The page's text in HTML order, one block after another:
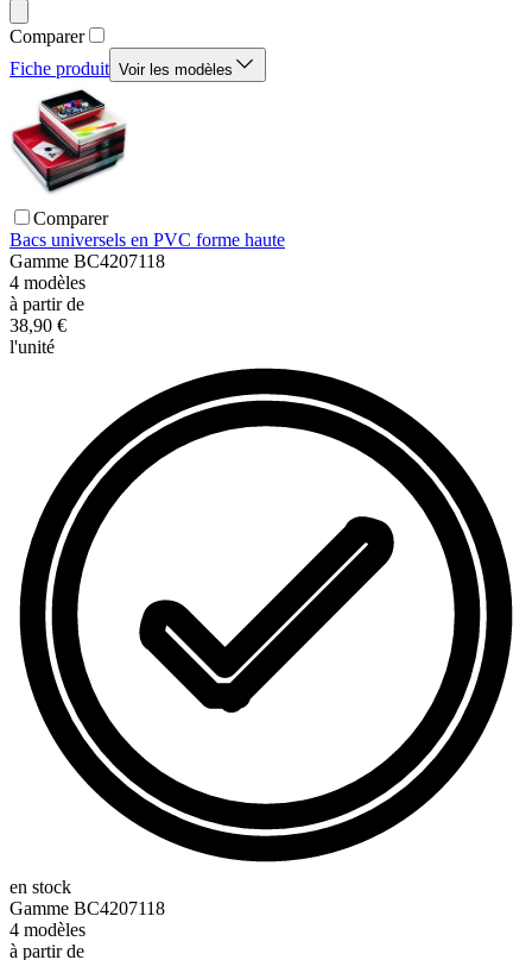
Comparer
Fiche produit Voir les modèles
Comparer
Bacs universels en PVC forme haute
Gamme BC4207118
4 modèles
à partir de
38,90 €
l'unité
en stock
Gamme BC4207118
4 modèles
à partir de